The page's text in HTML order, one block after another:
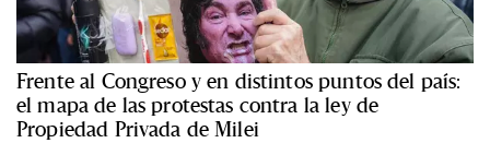
Frente al Congreso y en distintos puntos del país:
el mapa de las protestas contra la ley de
Propiedad Privada de Milei